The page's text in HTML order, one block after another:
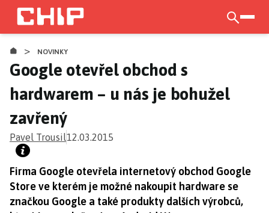
Přejít
hlavnímu
obsahu
> NOVINKY
Google otevřel obchod s
hardwarem – u nás je bohužel
zavřený
Pavel Trousil12.03.2015
Firma Google otevřela internetový obchod Google
Store ve kterém je možné nakoupit hardware se
značkou Google a také produkty dalších výrobců,